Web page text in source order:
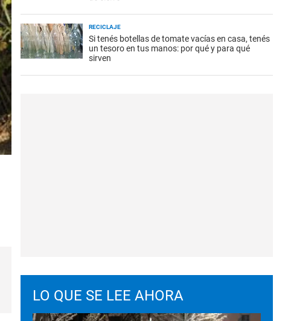
RECICLAJE
Si tenés botellas de tomate vacías en casa, tenés
un tesoro en tus manos: por qué y para qué
sirven
LO QUE SE LEE AHORA